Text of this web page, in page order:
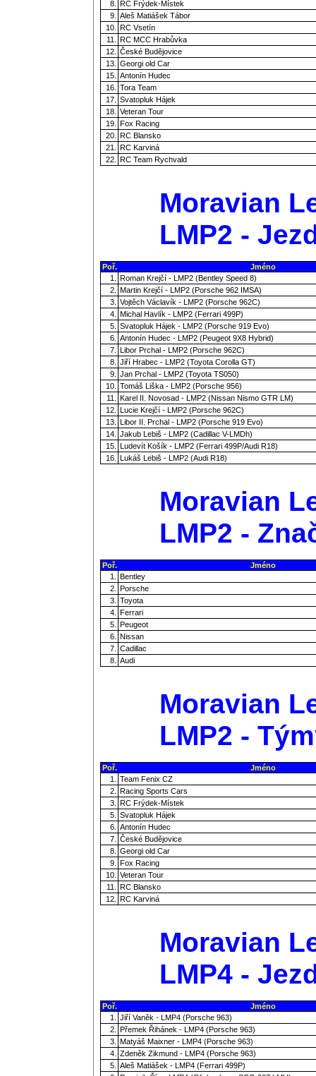
8.
RC Frýdek-Místek
9.
Aleš Matiášek Tábor
10.
RC Vsetín
11.
RC MCC Hrabůvka
12.
České Budějovice
13.
Georgi old Car
15.
Antonín Hudec
16.
Tora Team
17.
Svatopluk Hájek
18.
Veteran Tour
19.
Fox Racing
20.
RC Blansko
21.
RC Karviná
22.
RC Team Rychvald
Moravian
LMP2 -
Poř.
Jméno
1.
Roman Krejčí - LMP2 (Bentley Speed 8)
2.
Martin Krejčí - LMP2 (Porsche 962 IMSA)
3.
Vojtěch Václavík - LMP2 (Porsche 962C)
4.
Michal Havlík - LMP2 (Ferrari 499P)
5.
Svatopluk Hájek - LMP2 (Porsche 919 Evo)
6.
Antonín Hudec - LMP2 (Peugeot 9X8 Hybrid)
7.
Libor Prchal - LMP2 (Porsche 962C)
8.
Jiří Hrabec - LMP2 (Toyota Corolla GT)
9.
Jan Prchal - LMP2 (Toyota TS050)
10.
Tomáš Liška - LMP2 (Porsche 956)
11.
Karel II. Novosad - LMP2 (Nissan Nismo GTR LM)
12.
Lucie Krejčí - LMP2 (Porsche 962C)
13.
Libor II. Prchal - LMP2 (Porsche 919 Evo)
14.
Jakub Lebiš - LMP2 (Cadillac V-LMDh)
15.
Ludevít Košík - LMP2 (Ferrari 499P/Audi R18)
16.
Lukáš Lebiš - LMP2 (Audi R18)
Moravian
LMP2 -
Poř.
Jméno
1.
Bentley
2.
Porsche
3.
Toyota
4.
Ferrari
5.
Peugeot
6.
Nissan
7.
Cadillac
8.
Audi
Moravian
LMP2 -
Poř.
Jméno
1.
Team Fenix CZ
2.
Racing Sports Cars
3.
RC Frýdek-Místek
5.
Svatopluk Hájek
6.
Antonín Hudec
7.
České Budějovice
8.
Georgi old Car
9.
Fox Racing
10.
Veteran Tour
11.
RC Blansko
12.
RC Karviná
Moravian
LMP4 -
Poř.
Jméno
1.
Jiří Vaněk - LMP4 (Porsche 963)
2.
Přemek Řihánek - LMP4 (Porsche 963)
3.
Matyáš Maixner - LMP4 (Porsche 963)
4.
Zdeněk Zikmund - LMP4 (Porsche 963)
5.
Aleš Matiášek - LMP4 (Ferrari 499P)